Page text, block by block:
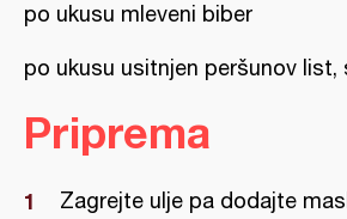
po ukusu mleveni biber
po ukusu usitnjen peršunov list,
Priprema
Zagrejte ulje pa dodajte